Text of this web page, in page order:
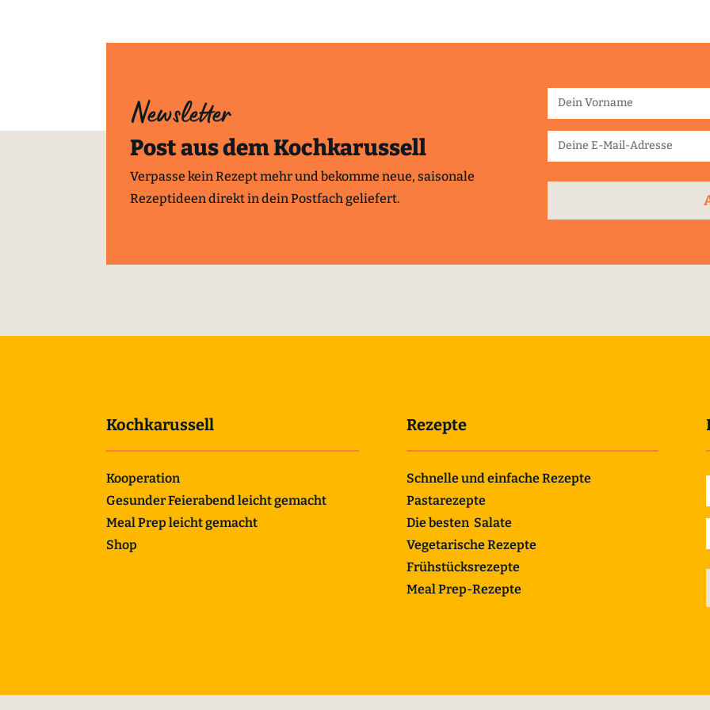
Newsletter
Post aus dem Kochkarussell
Verpasse kein Rezept mehr und bekomme neue, saisonale
Rezeptideen direkt in dein Postfach geliefert.
Kochkarussell
Kooperation
Gesunder Feierabend leicht gemacht
Meal Prep leicht gemacht
Shop
Rezepte
Schnelle und einfache Rezepte
Pastarezepte
Die besten Salate
Vegetarische Rezepte
Frühstücksrezepte
Meal Prep-Rezepte